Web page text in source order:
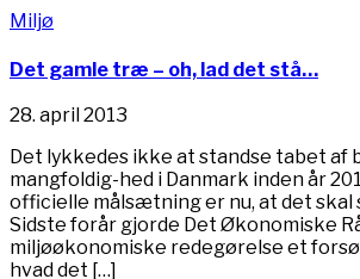
Miljø
Det gamle træ – oh, lad det stå…
28. april 2013
Det lykkedes ikke at standse tabet af
mangfoldig-hed i Danmark inden år
officielle målsætning er nu, at det skal
Sidste forår gjorde Det Økonomiske
miljøøkonomiske redegørelse et
hvad det […]